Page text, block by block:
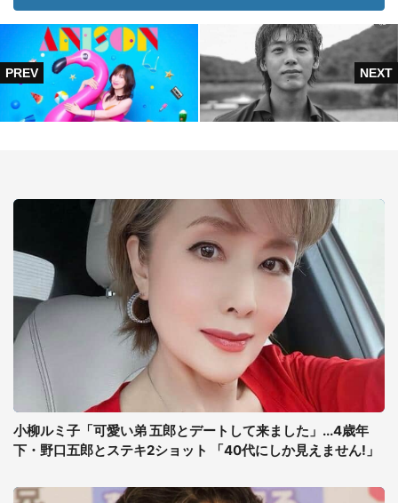
小柳ルミ子「可愛い弟 五郎とデートして来ました」...4歳年
下・野口五郎とステキ2ショット 「40代にしか見えません!」